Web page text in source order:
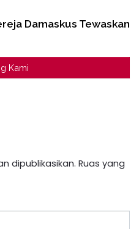
Damaskus Tewaskan
Kami
dipublikasikan. Ruas yang